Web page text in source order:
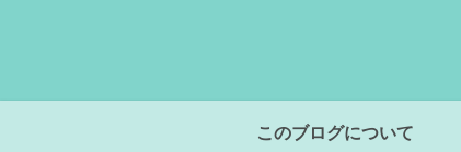
このブログについて